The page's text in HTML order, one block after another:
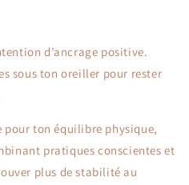
d’ancrage positive.
sous ton oreiller pour rester
pour ton équilibre physique,
pratiques conscientes et
plus de stabilité au